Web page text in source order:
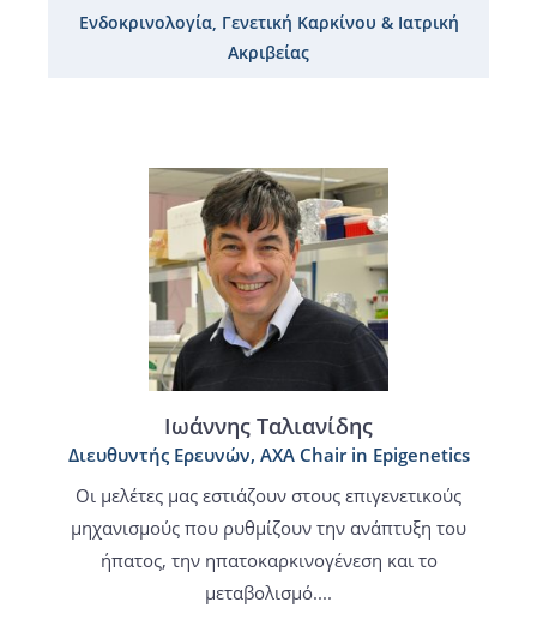
Ενδοκρινολογία, Γενετική Καρκίνου & Ιατρική
Ακριβείας
Ιωάννης Ταλιανίδης
Διευθυντής Ερευνών, AXA Chair in Epigenetics
Οι μελέτες μας εστιάζουν στους επιγενετικούς
μηχανισμούς που ρυθμίζουν την ανάπτυξη του
ήπατος, την ηπατοκαρκινογένεση και το
μεταβολισμό....